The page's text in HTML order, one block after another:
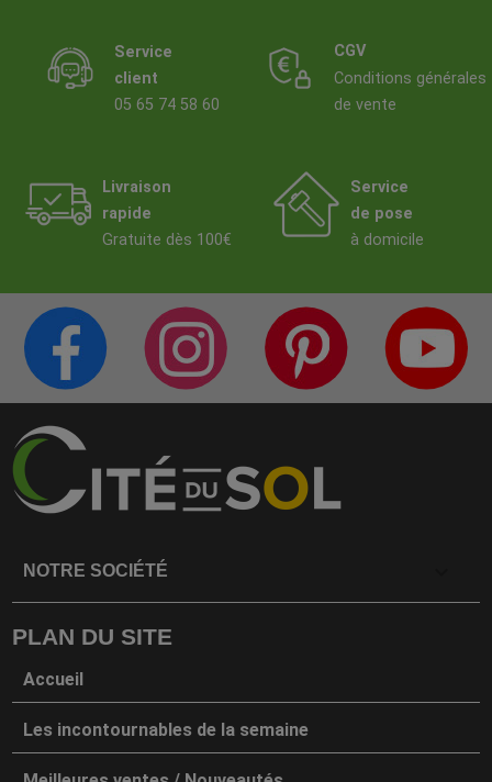
Service
client
05 65 74 58 60
CGV
Conditions générales
de vente
Livraison
rapide
Gratuite dès 100€
Service
de pose
à domicile
PAGE FACEBOOK
CITÉ DE LA DÉCO
COMPTE INSTAGRAM
CITÉ DE LA DÉCO
PAGE
CITÉ DE LA
NOTRE SOCIÉTÉ
PLAN DU SITE
Accueil
Les incontournables de la semaine